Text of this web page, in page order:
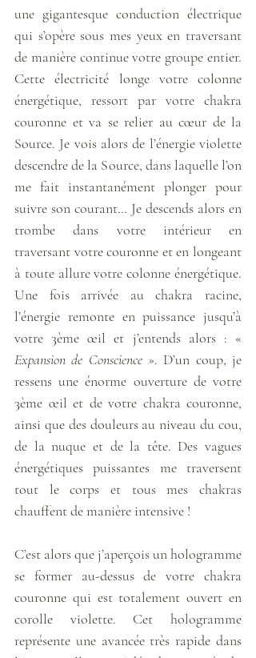
une gigantesque conduction électrique
qui s’opère sous mes yeux en traversant
de manière continue votre groupe entier.
Cette électricité longe votre colonne
énergétique, ressort par votre chakra
couronne et va se relier au cœur de la
Source. Je vois alors de l’énergie violette
descendre de la Source, dans laquelle l’on
me fait instantanément plonger pour
suivre son courant… Je descends alors en
trombe dans votre intérieur en
traversant votre couronne et en longeant
à toute allure votre colonne énergétique.
Une fois arrivée au chakra racine,
l’énergie remonte en puissance jusqu’à
Expansion de Conscience ». D’un coup, je
ressens une énorme ouverture de votre
3ème œil et de votre chakra couronne,
ainsi que des douleurs au niveau du cou,
de la nuque et de la tête. Des vagues
énergétiques puissantes me traversent
tout le corps et tous mes chakras
chauffent de manière intensive !
C’est alors que j’aperçois un hologramme
se former au-dessus de votre chakra
couronne qui est totalement ouvert en
corolle violette. Cet hologramme
représente une avancée très rapide dans